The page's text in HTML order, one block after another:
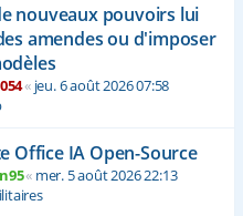
nouveaux pouvoirs lui
amendes ou d'imposer
« jeu. 6 août 2026 07:58
Office IA Open-Source
« mer. 5 août 2026 22:13